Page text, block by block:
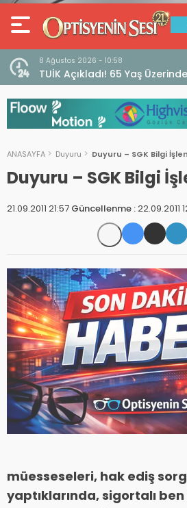
8 Ağustos 2026 - 10:58
TUİK Açıkladı! 65 Yaş
Görme Güçlüğü Yaşıyor
ANASAYFA Duyuru Duyuru – SGK Bilgi
Duyuru – SGK Bilgi
21.09.2011 21:57 Güncellenme :22.09.2011
müesseseleri, hak ediş
yaptıklarında, sigortalı